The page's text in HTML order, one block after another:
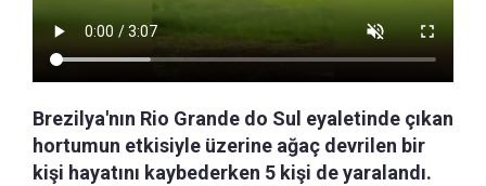
Brezilya'nın Rio Grande do Sul eyaletinde çıkan
hortumun etkisiyle üzerine ağaç devrilen bir
kişi hayatını kaybederken 5 kişi de yaralandı.